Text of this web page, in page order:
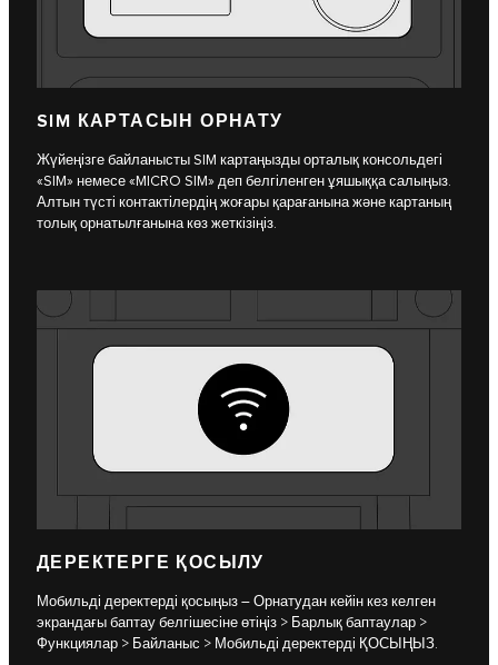
SIM КАРТАСЫН ОРНАТУ
Жүйеңізге байланысты SIM картаңызды орталық консольдегі
«SIM» немесе «MICRO SIM» деп белгіленген ұяшыққа салыңыз.
Алтын түсті контактілердің жоғары қарағанына және картаның
толық орнатылғанына көз жеткізіңіз.
ДЕРЕКТЕРГЕ ҚОСЫЛУ
Мобильді деректерді қосыңыз – Орнатудан кейін кез келген
экрандағы баптау белгішесіне өтіңіз > Барлық баптаулар >
Функциялар > Байланыс > Мобильді деректерді ҚОСЫҢЫЗ.